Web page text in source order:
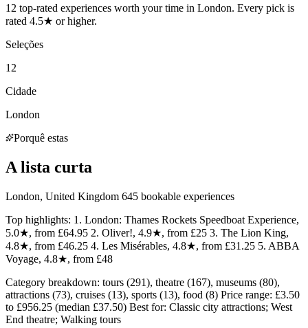
12 top-rated experiences worth your time in London. Every pick is
rated 4.5★ or higher.
Seleções
12
Cidade
London
Porquê estas
A lista curta
London, United Kingdom 645 bookable experiences
Top highlights: 1. London: Thames Rockets Speedboat Experience,
5.0★, from £64.95 2. Oliver!, 4.9★, from £25 3. The Lion King,
4.8★, from £46.25 4. Les Misérables, 4.8★, from £31.25 5. ABBA
Voyage, 4.8★, from £48
Category breakdown: tours (291), theatre (167), museums (80),
attractions (73), cruises (13), sports (13), food (8) Price range: £3.50
to £956.25 (median £37.50) Best for: Classic city attractions; West
End theatre; Walking tours